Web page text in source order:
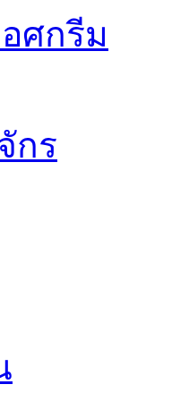
ศกรีม
กร